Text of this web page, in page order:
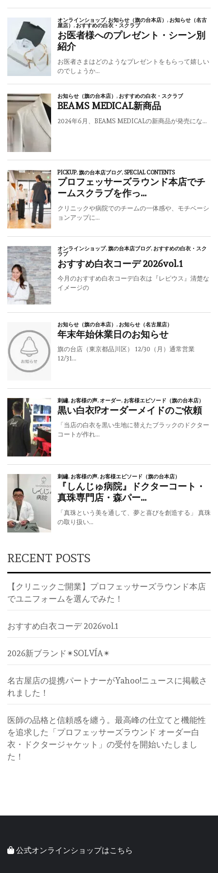
RECENT POSTS
【クリニックご開業】プロフェッサーズラウンド本店
でユニフォームを選んでみた！
おすすめ白衣コーデ 2026vol.1
2026新ブランド✴︎SOLVÍA✴︎
名古屋店の提携パートナーがYahoo!ニュースに掲載さ
れました！
医師の品格と信頼感を纏う。最高峰の仕立てと機能性
を追求した「プロフェッサーズラウンド オーダー白
衣・ドクタージャケット」の受付を開始いたしまし
た！
公式オンラインショップはこちら